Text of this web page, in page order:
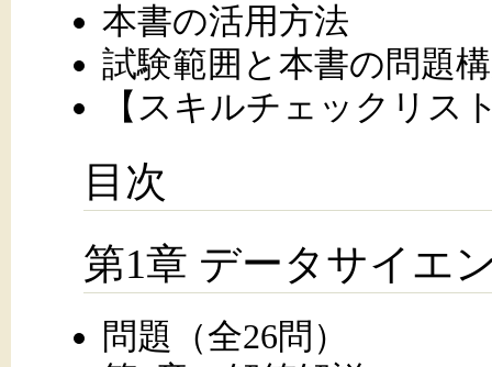
本書の活用方法
試験範囲と本書の問題
【スキルチェックリス
目次
第1章 データサイエ
問題（全26問）